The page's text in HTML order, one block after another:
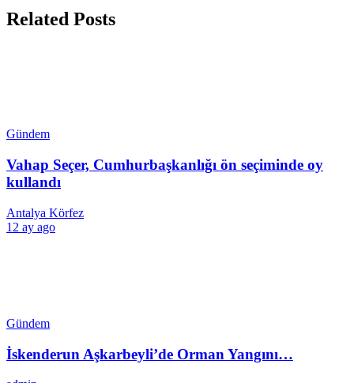
Related Posts
Gündem
Vahap Seçer, Cumhurbaşkanlığı ön seçiminde oy
kullandı
Antalya Körfez
12 ay ago
Gündem
İskenderun Aşkarbeyli’de Orman Yangını…